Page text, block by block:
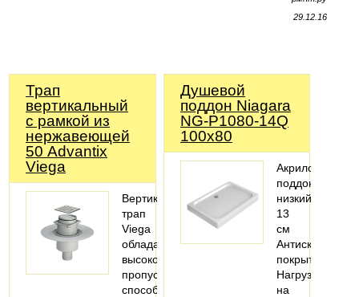
29.12.16
Трап
вертикальный
с рамкой из
нержавеющей
50 Advantix
Viega
Вертикальный
трап
Viega
обладает
высокой
пропускной
способностью
Душевой
поддон Niagara
NG-P1080-14Q
100x80
Акриловый
поддон,
низкий
13
см
покрытие
Нагрузка
на